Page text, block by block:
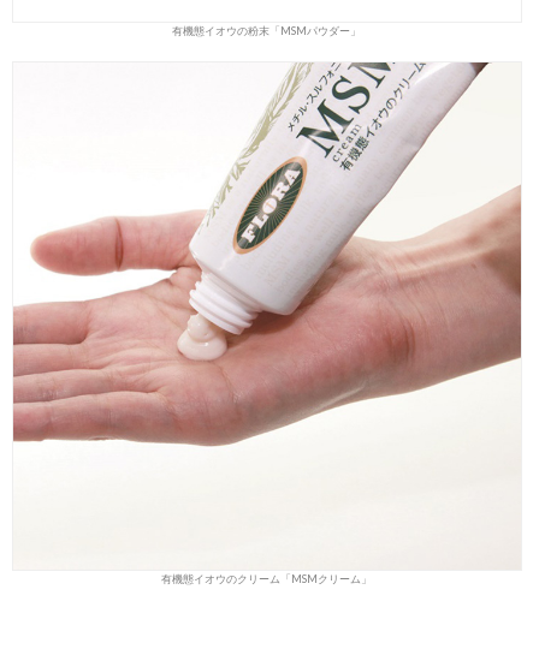
有機態イオウの粉末「MSMパウダー」
有機態イオウのクリーム「MSMクリーム」